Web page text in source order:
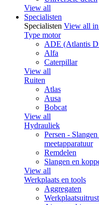
View all
Specialisten
Specialisten View all in
Type motor
ADE (Atlantis
Alfa
Caterpillar
View all
Ruiten
Atlas
Ausa
Bobcat
View all
Hydrauliek
Persen -
meetapparatuur
Remdelen
Slangen en
View all
Werkplaats en tools
Aggregaten